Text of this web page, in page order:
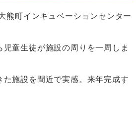
熊町インキュベーションセンター
童生徒が施設の周りを一周しま
施設を間近で実感。来年完成す